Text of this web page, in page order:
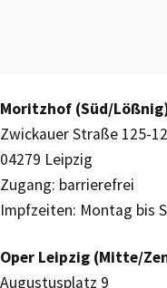
Moritzhof (Süd/
Zwickauer Straße 125-
04279 Leipzig
Zugang: barrierefrei
Impfzeiten: Montag bis
Oper Leipzig (Mitte/
Augustusplatz 9